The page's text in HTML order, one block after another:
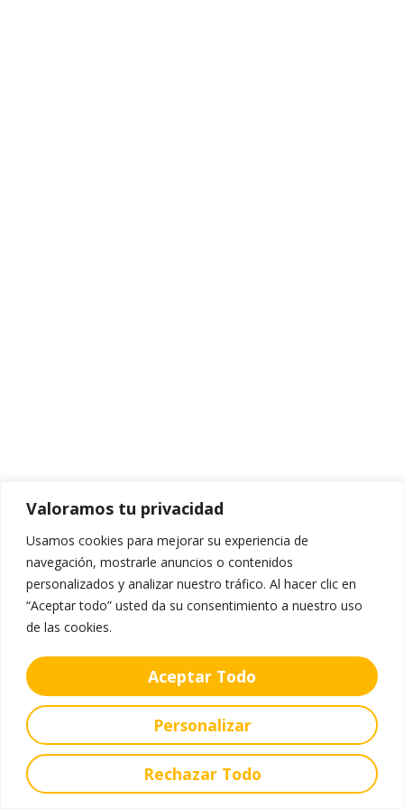
Valoramos tu privacidad
Usamos cookies para mejorar su experiencia de
navegación, mostrarle anuncios o contenidos
personalizados y analizar nuestro tráfico. Al hacer clic en
“Aceptar todo” usted da su consentimiento a nuestro uso
de las cookies.
Personalizar
Rechazar Todo
Aceptar Todo